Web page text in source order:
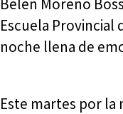
Belén Moreno
Escuela Provincial
noche llena de
Este martes por la